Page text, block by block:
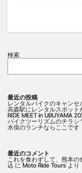
検索
最近の投稿
レンタルバイクのキャンセ
高森駅にレンタルスポット
RIDE MEET in UBUYAMA
バイクツーリズムのチラシ
水俣のランチならここです
最近のコメント
これを食わずして、熊本
込 に Moto Ride Tours より